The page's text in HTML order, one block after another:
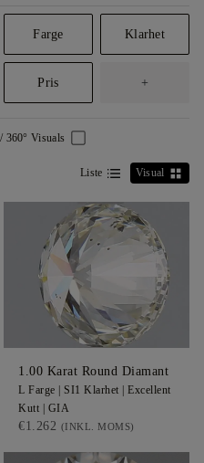
Farge Klarhet
Pris +
360° Visuals
Liste Visual
1.00 Karat Round Diamant
L Farge | SI1 Klarhet | Excellent
Kutt | GIA
€1.262 (INKL. MOMS)